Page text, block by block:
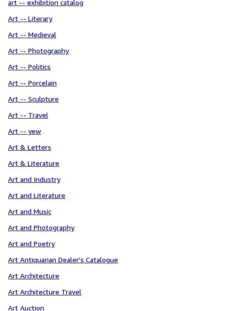
art -- exhibition catalog
Art -- Literary
Art -- Medieval
Art -- Photography
Art -- Politics
Art -- Porcelain
Art -- Sculpture
Art -- Travel
Art -- yew
Art & Letters
Art & Literature
Art and Industry
Art and Literature
Art and Music
Art and Photography
Art and Poetry
Art Antiquarian Dealer's Catalogue
Art Architecture
Art Architecture Travel
Art Auction